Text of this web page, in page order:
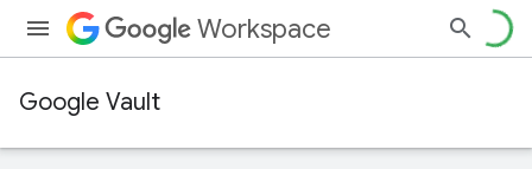
Workspace
Google Vault